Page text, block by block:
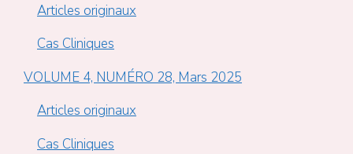
Articles originaux
Cas Cliniques
VOLUME 4, NUMÉRO 28, Mars 2025
Articles originaux
Cas Cliniques